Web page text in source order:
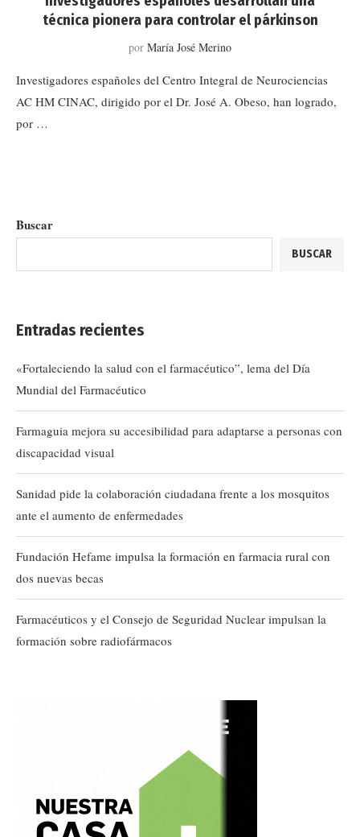
técnica pionera para controlar el párkinson
por María José Merino
Investigadores españoles del Centro Integral de Neurociencias
AC HM CINAC, dirigido por el Dr. José A. Obeso, han logrado,
por …
Buscar
BUSCAR
Entradas recientes
«Fortaleciendo la salud con el farmacéutico”, lema del Día
Mundial del Farmacéutico
Farmaguia mejora su accesibilidad para adaptarse a personas con
discapacidad visual
Sanidad pide la colaboración ciudadana frente a los mosquitos
ante el aumento de enfermedades
Fundación Hefame impulsa la formación en farmacia rural con
dos nuevas becas
Farmacéuticos y el Consejo de Seguridad Nuclear impulsan la
formación sobre radiofármacos